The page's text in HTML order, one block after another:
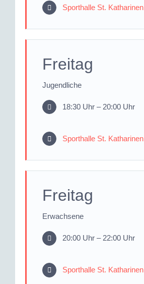
Sporthalle St. Katharinen
Freitag
Jugendliche
18:30 Uhr – 20:00 Uhr
Sporthalle St. Katharinen
Freitag
Erwachsene
20:00 Uhr – 22:00 Uhr
Sporthalle St. Katharinen